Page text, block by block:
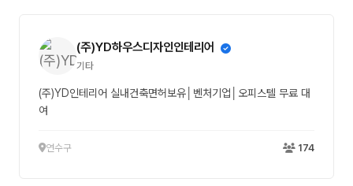
(주)YD하우스디자인인테리어
기타
(주)YD인테리어 실내건축면허보유│벤처기업│오피스텔 무료 대
여
연수구 174